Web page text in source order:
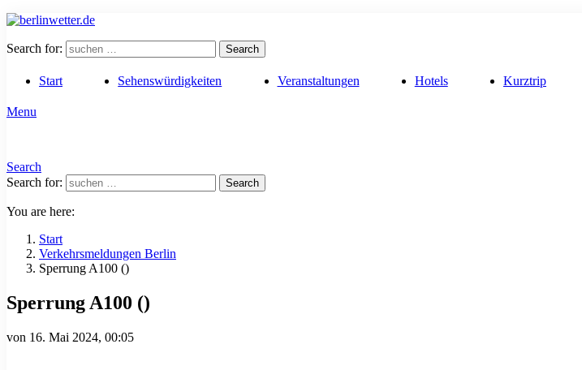
Search for: Search
Start Sehenswürdigkeiten Veranstaltungen Hotels Kurztrip
Menu
Search
Search for:
Search
You are here:
Start
Verkehrsmeldungen Berlin
Sperrung A100 ()
Sperrung A100 ()
von 16. Mai 2024, 00:05